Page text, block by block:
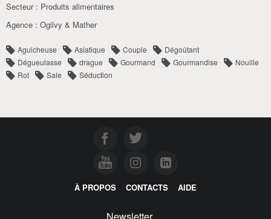
Secteur : Produits alimentaires
Agence : Ogilvy & Mather
Aguicheuse Asiatique Couple
Dégoûtant
Dégueulasse
drague Gourmand Gourmandise
Nouille
Rot
Sale Séduction
À PROPOS CONTACTS AIDE